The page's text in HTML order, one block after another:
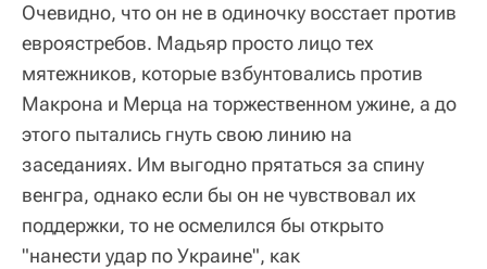
Очевидно, что он не в одиночку восстает против
евроястребов. Мадьяр просто лицо тех
мятежников, которые взбунтовались против
Макрона и Мерца на торжественном ужине, а до
этого пытались гнуть свою линию на
заседаниях. Им выгодно прятаться за спину
венгра, однако если бы он не чувствовал их
поддержки, то не осмелился бы открыто
"нанести удар по Украине", как